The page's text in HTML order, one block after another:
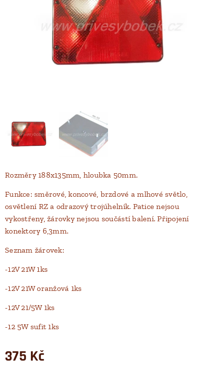
Rozměry 188x135mm, hloubka 50mm.
Funkce: směrové, koncové, brzdové a mlhové světlo,
osvětlení RZ a odrazový trojúhelník. Patice nejsou
vykostřeny, žárovky nejsou součástí balení. Připojení
konektory 6,3mm.
Seznam žárovek:
-12V 21W 1ks
-12V 21W oranžová 1ks
-12V 21/5W 1ks
-12 5W sufit 1ks
375 Kč